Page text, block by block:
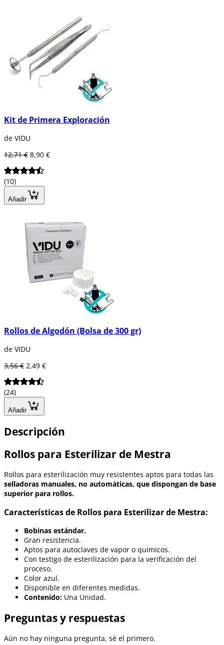
Kit de Primera Exploración
de VIDU
12,71 € 8,90 €
(10)
Añadir
Rollos de Algodón (Bolsa de 300 gr)
de VIDU
3,56 € 2,49 €
(24)
Añadir
Descripción
Rollos para Esterilizar de Mestra
Rollos para esterilización muy resistentes aptos para todas las
selladoras manuales, no automáticas, que dispongan de base
superior para rollos.
Características de Rollos para Esterilizar de Mestra:
Bobinas estándar.
Gran resistencia.
Aptos para autoclaves de vapor o químicos.
Con testigo de esterilización para la verificación del
proceso.
Color azul.
Disponible en diferentes medidas.
Contenido: Una Unidad.
Preguntas y respuestas
Aún no hay ninguna pregunta, sé el primero.